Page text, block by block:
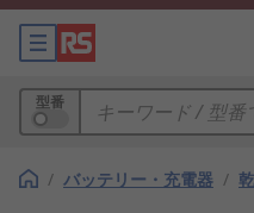
型番
/ バッテリー・充電器 /